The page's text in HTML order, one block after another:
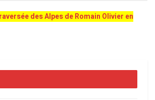
des Alpes de Romain Olivier en